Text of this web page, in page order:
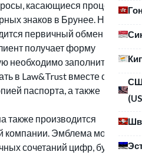
касающиеся процедуры
знаков в Брунее. На этом
первичный обмен
получает форму
необходимо заполнить,
в Law&Trust вместе со
паспорта, а также
также производится
компании. Эмблема может
сочетаний цифр, букв,